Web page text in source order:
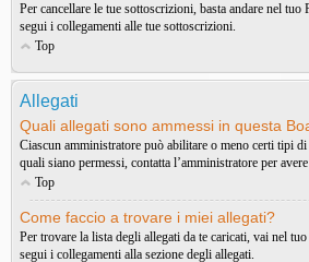
Per cancellare le tue sottoscrizioni, basta andare nel
segui i collegamenti alle tue sottoscrizioni.
Top
Allegati
Quali allegati sono ammessi in questa
Ciascun amministratore può abilitare o meno certi tipi
quali siano permessi, contatta l’amministratore per avere
Top
Come faccio a trovare i miei allegati?
Per trovare la lista degli allegati da te caricati, vai nel
segui i collegamenti alla sezione degli allegati.